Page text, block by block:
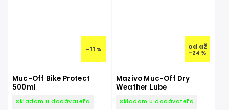
–11 %
Muc-Off Bike Protect
500ml
Skladom u dodávateľa
od až
–24 %
Mazivo Muc-Off Dry
Weather Lube
Skladom u dodávateľa